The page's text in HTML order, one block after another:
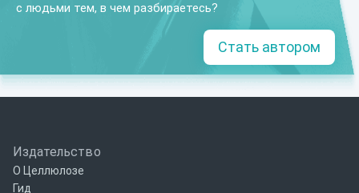
с людьми тем, в чем разбираетесь?
Стать автором
Издательство
О Целлюлозе
Гид